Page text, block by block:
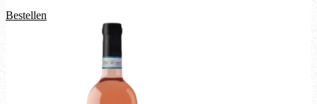
Bestellen